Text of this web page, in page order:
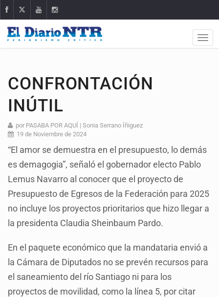
CONFRONTACIÓN
INÚTIL
por PASABA POR AQUÍ | Sonia Serrano Íñiguez
19 de Noviembre de 2024
“El amor se demuestra en el presupuesto, lo demás
es demagogia”, señaló el gobernador electo Pablo
Lemus Navarro al conocer que el proyecto de
Presupuesto de Egresos de la Federación para 2025
no incluye los proyectos prioritarios que hizo llegar a
la presidenta Claudia Sheinbaum Pardo.
En el paquete económico que la mandataria envió a
la Cámara de Diputados no se prevén recursos para
el saneamiento del río Santiago ni para los
proyectos de movilidad, como la línea 5, por citar